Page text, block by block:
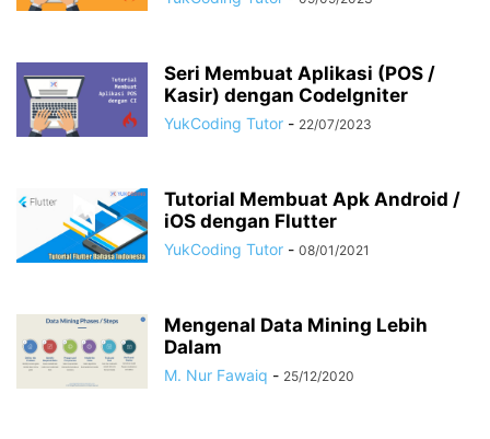
Seri Membuat Aplikasi (POS /
Kasir) dengan CodeIgniter
YukCoding Tutor - 22/07/2023
Tutorial Membuat Apk Android /
iOS dengan Flutter
YukCoding Tutor - 08/01/2021
Mengenal Data Mining Lebih
Dalam
M. Nur Fawaiq - 25/12/2020